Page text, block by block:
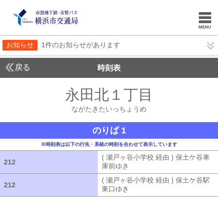
お知らせ 1件のお知らせがあります
戻る 時刻表
永田北１丁目
ながたきたいっちょうめ
のりば 1
※時刻表は以下の行先・系統の時刻を合わせて表示しています
212
( 瀬戸ヶ谷小学校 経由 ) 保土ケ谷車
庫前ゆき
212
( 瀬戸ヶ谷小学校 経由 ) 保土ケ谷駅
東口ゆき